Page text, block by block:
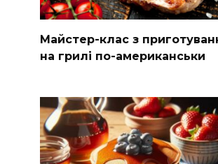
Майстер-клас з
на грилі по-американськи